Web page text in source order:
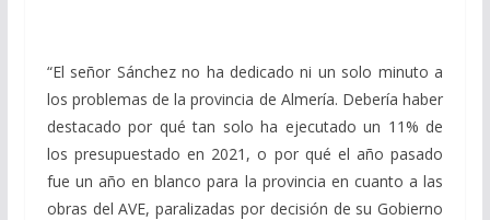
“El señor Sánchez no ha dedicado ni un solo minuto a
los problemas de la provincia de Almería. Debería haber
destacado por qué tan solo ha ejecutado un 11% de
los presupuestado en 2021, o por qué el año pasado
fue un año en blanco para la provincia en cuanto a las
obras del AVE, paralizadas por decisión de su Gobierno